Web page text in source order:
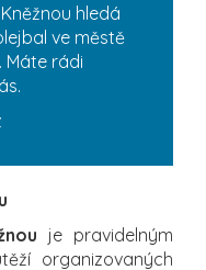
hledá
ve městě
Máte rádi
je pravidelným
organizovaných